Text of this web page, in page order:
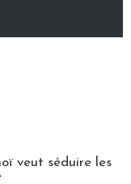
veut séduire les